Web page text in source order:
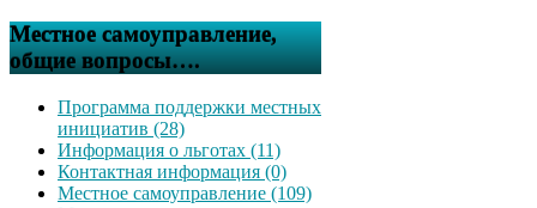
Местное самоуправление,
общие вопросы….
Программа поддержки местных
инициатив (28)
Информация о льготах (11)
Контактная информация (0)
Местное самоуправление (109)